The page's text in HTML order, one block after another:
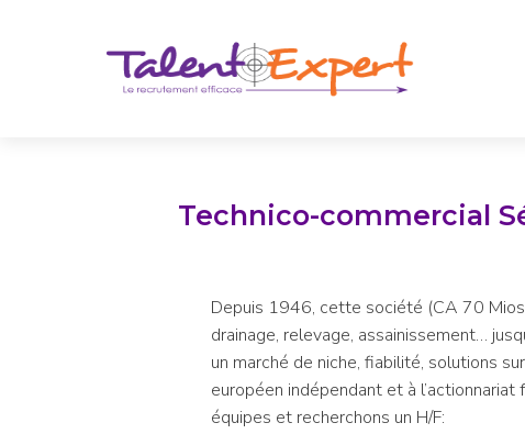
Technico-commercial
Depuis 1946, cette société (CA 70
drainage, relevage, assainissement…
un marché de niche, fiabilité, solutions
européen indépendant et à
équipes et recherchons un H/F: